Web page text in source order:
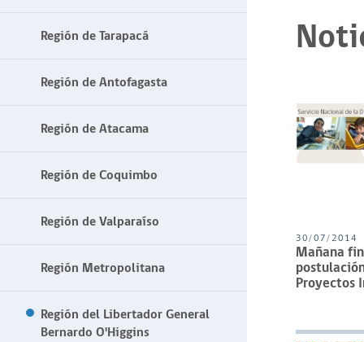
Región de Tarapacá
Región de Antofagasta
Región de Atacama
Región de Coquimbo
Región de Valparaíso
Región Metropolitana
Región del Libertador General
Bernardo O'Higgins
30/07/2014
Mañana
Proyectos